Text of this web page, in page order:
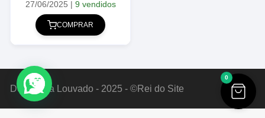
original
era:
R$ 89,00.
atual
R$ 39,00.
27/06/2025 | 9 vendidos
COMPRAR
Deus Seja Louvado - 2025 - ©Rei do Site
0